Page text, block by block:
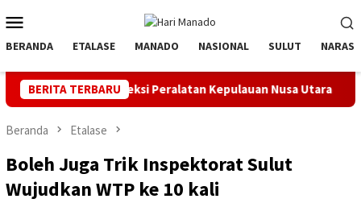
ke
kontenMobile
BERANDA ETALASE MANADO NASIONAL SULUT NARASI
BERITA TERBARU
Inspeksi Peralatan Kepulauan Nusa Utara PLN
Beranda Etalase
Boleh Juga Trik Inspektorat Sulut
Wujudkan WTP ke 10 kali